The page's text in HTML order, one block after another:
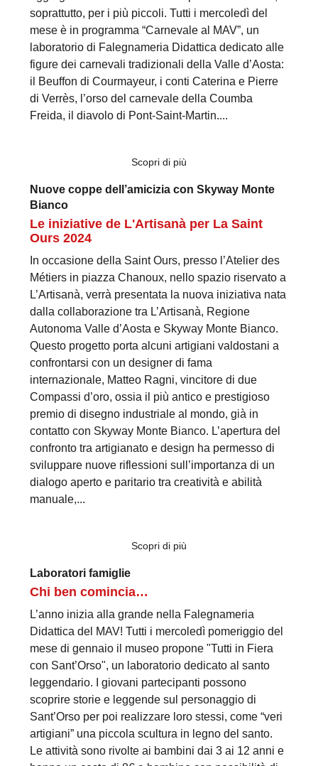
soprattutto, per i più piccoli. Tutti i mercoledì del
mese è in programma “Carnevale al MAV”, un
laboratorio di Falegnameria Didattica dedicato alle
figure dei carnevali tradizionali della Valle d’Aosta:
il Beuffon di Courmayeur, i conti Caterina e Pierre
di Verrès, l’orso del carnevale della Coumba
Freida, il diavolo di Pont-Saint-Martin....
Scopri di più
Nuove coppe dell’amicizia con Skyway Monte
Bianco
Le iniziative de L'Artisanà per La Saint
Ours 2024
In occasione della Saint Ours, presso l’Atelier des
Métiers in piazza Chanoux, nello spazio riservato a
L’Artisanà, verrà presentata la nuova iniziativa nata
dalla collaborazione tra L’Artisanà, Regione
Autonoma Valle d’Aosta e Skyway Monte Bianco.
Questo progetto porta alcuni artigiani valdostani a
confrontarsi con un designer di fama
internazionale, Matteo Ragni, vincitore di due
Compassi d’oro, ossia il più antico e prestigioso
premio di disegno industriale al mondo, già in
contatto con Skyway Monte Bianco. L’apertura del
confronto tra artigianato e design ha permesso di
sviluppare nuove riflessioni sull’importanza di un
dialogo aperto e paritario tra creatività e abilità
manuale,...
Scopri di più
Laboratori famiglie
Chi ben comincia…
L’anno inizia alla grande nella Falegnameria
Didattica del MAV! Tutti i mercoledì pomeriggio del
mese di gennaio il museo propone "Tutti in Fiera
con Sant’Orso", un laboratorio dedicato al santo
leggendario. I giovani partecipanti possono
scoprire storie e leggende sul personaggio di
Sant’Orso per poi realizzare loro stessi, come “veri
artigiani” una piccola scultura in legno del santo.
Le attività sono rivolte ai bambini dai 3 ai 12 anni e